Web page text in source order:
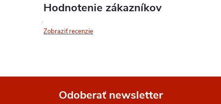
Hodnotenie zákazníkov
Zobraziť recenzie
Odoberať newsletter